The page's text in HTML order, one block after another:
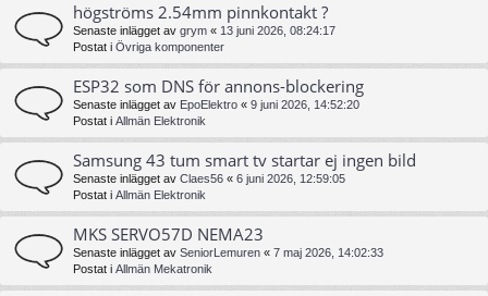
högströms 2.54mm pinnkontakt ?
Senaste inlägget av grym « 13 juni 2026, 08:24:17
Postat i Övriga komponenter
ESP32 som DNS för annons-blockering
Senaste inlägget av EpoElektro « 9 juni 2026, 14:52:20
Postat i Allmän Elektronik
Samsung 43 tum smart tv startar ej ingen bild
Senaste inlägget av Claes56 « 6 juni 2026, 12:59:05
Postat i Allmän Elektronik
MKS SERVO57D NEMA23
Senaste inlägget av SeniorLemuren « 7 maj 2026, 14:02:33
Postat i Allmän Mekatronik